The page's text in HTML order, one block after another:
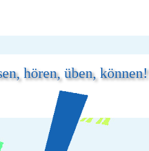
hören, üben, können!